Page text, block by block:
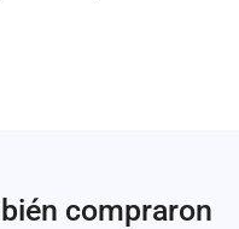
compraron